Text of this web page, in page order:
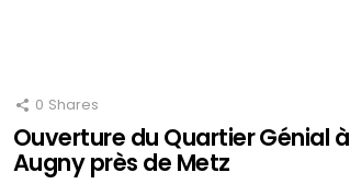
0 Shares
Ouverture du Quartier Génial à
Augny près de Metz